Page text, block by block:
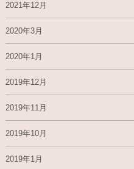
2021年12月
2020年3月
2020年1月
2019年12月
2019年11月
2019年10月
2019年1月